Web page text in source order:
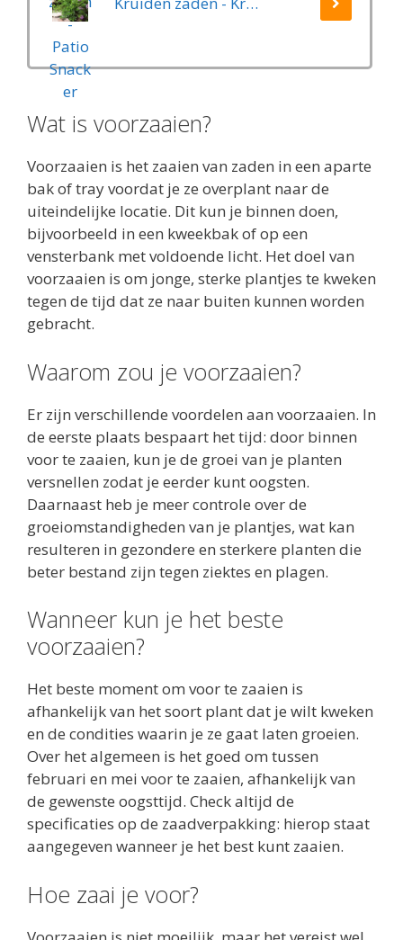
Wat is voorzaaien?
Voorzaaien is het zaaien van zaden in een aparte
bak of tray voordat je ze overplant naar de
uiteindelijke locatie. Dit kun je binnen doen,
bijvoorbeeld in een kweekbak of op een
vensterbank met voldoende licht. Het doel van
voorzaaien is om jonge, sterke plantjes te kweken
tegen de tijd dat ze naar buiten kunnen worden
gebracht.
Waarom zou je voorzaaien?
Er zijn verschillende voordelen aan voorzaaien. In
de eerste plaats bespaart het tijd: door binnen
voor te zaaien, kun je de groei van je planten
versnellen zodat je eerder kunt oogsten.
Daarnaast heb je meer controle over de
groeiomstandigheden van je plantjes, wat kan
resulteren in gezondere en sterkere planten die
beter bestand zijn tegen ziektes en plagen.
Wanneer kun je het beste
voorzaaien?
Het beste moment om voor te zaaien is
afhankelijk van het soort plant dat je wilt kweken
en de condities waarin je ze gaat laten groeien.
Over het algemeen is het goed om tussen
februari en mei voor te zaaien, afhankelijk van
de gewenste oogsttijd. Check altijd de
specificaties op de zaadverpakking: hierop staat
aangegeven wanneer je het best kunt zaaien.
Hoe zaai je voor?